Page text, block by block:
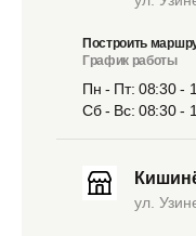
Построить
График работы
Пн - Пт: 08:30 -
Сб - Вс: 08:30 -
ул.